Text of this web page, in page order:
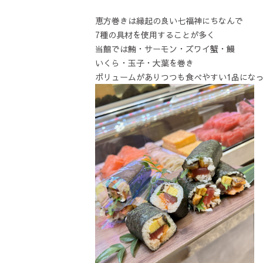
恵方巻きは縁起の良い七福神にちなんで
7種の具材を使用することが多く
当館では鮪・サーモン・ズワイ蟹・鰻
いくら・玉子・大葉を巻き
ボリュームがありつつも食べやすい1品にな